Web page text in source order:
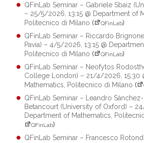
QFinLab Seminar – Gabriele Sbaiz
– 25/5/2026, 13:15 @ Department of
Politecnico di Milano ( QFinLab)
QFinLab Seminar – Riccardo
Pavia) – 4/5/2026, 13:15 @
Politecnico di Milano ( QFinLab)
QFinLab Seminar – Neofytos
College London) – 21/4/2026, 15:30
Mathematics, Politecnico di Milano (
QFinLab Seminar – Leandro Sánchez-
Betancourt (University of Oxford) –
Department of Mathematics,
QFinLab)
QFinLab Seminar – Francesco